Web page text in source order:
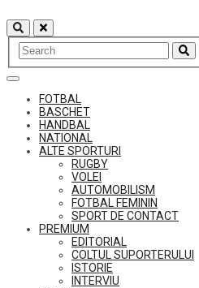
to
content
FOTBAL
BASCHET
HANDBAL
NATIONAL
ALTE SPORTURI
RUGBY
VOLEI
AUTOMOBILISM
FOTBAL FEMININ
SPORT DE CONTACT
PREMIUM
EDITORIAL
COLTUL SUPORTERULUI
ISTORIE
INTERVIU